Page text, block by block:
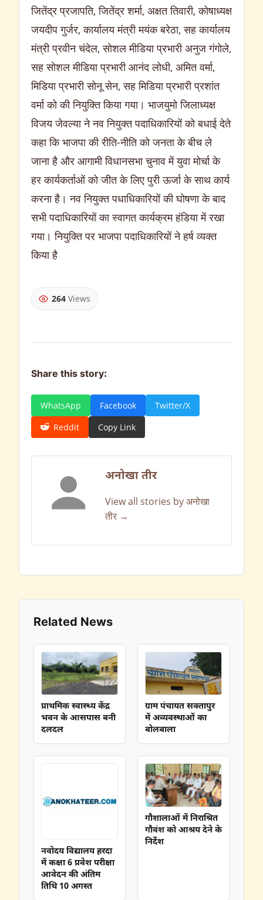
जितेंद्र प्रजापति, जितेंद्र शर्मा, अक्षत तिवारी, कोषाध्यक्ष
जयदीप गुर्जर, कार्यालय मंत्री मयंक बरेठा, सह कार्यालय
मंत्री प्रवीन चंदेल, सोशल मीडिया प्रभारी अनुज गंगोले,
सह सोशल मीडिया प्रभारी आनंद लोधी, अमित वर्मा,
मिडिया प्रभारी सोनू सेन, सह मिडिया प्रभारी प्रशांत
वर्मा को की नियुक्ति किया गया। भाजयुमो जिलाध्यक्ष
विजय जेवल्या ने नव नियुक्त पदाधिकारियों को बधाई देते
कहा कि भाजपा की रीति-नीति को जनता के बीच ले
जाना है और आगामी विधानसभा चुनाव में युवा मोर्चा के
हर कार्यकर्ताओं को जीत के लिए पुरी ऊर्जा के साथ कार्य
करना है। नव नियुक्त पधाधिकारियों की घोषणा के बाद
सभी पदाधिकारियों का स्वागत कार्यक्रम हंडिया में रखा
गया। नियुक्ति पर भाजपा पदाधिकारियों ने हर्ष व्यक्त
किया है
264 Views
Share this story:
WhatsApp Facebook
Twitter/X
Reddit
Copy Link
अनोखा तीर
View all stories by अनोखा
तीर →
Related News
प्राथमिक स्वास्थ्य केंद्र
भवन के आसपास बनी
दलदल
ग्राम पंचायत सक्तापुर
में अव्यवस्थाओं का
बोलबाला
नवोदय विद्यालय हरदा
में कक्षा 6 प्रवेश परीक्षा
आवेदन की अंतिम
तिथि 10 अगस्त
गौशालाओं में निराश्रित
गौवंश को आश्रय देने के
निर्देश